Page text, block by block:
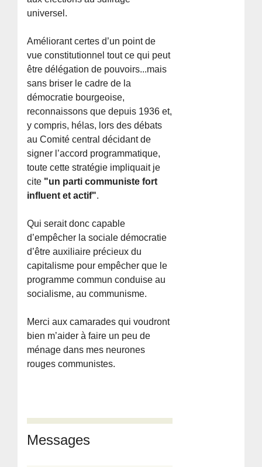
universel.
Améliorant certes d’un point de
vue constitutionnel tout ce qui peut
être délégation de pouvoirs...mais
sans briser le cadre de la
démocratie bourgeoise,
reconnaissons que depuis 1936 et,
y compris, hélas, lors des débats
au Comité central décidant de
signer l’accord programmatique,
toute cette stratégie impliquait je
cite "un parti communiste fort
influent et actif".
Qui serait donc capable
d’empêcher la sociale démocratie
d’être auxiliaire précieux du
capitalisme pour empêcher que le
programme commun conduise au
socialisme, au communisme.
Merci aux camarades qui voudront
bien m’aider à faire un peu de
ménage dans mes neurones
rouges communistes.
Messages